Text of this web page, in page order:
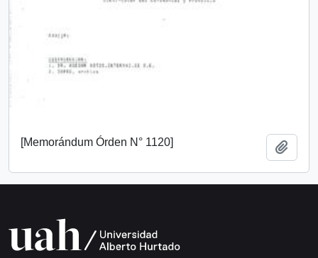
[Memorándum Órden N° 1120]